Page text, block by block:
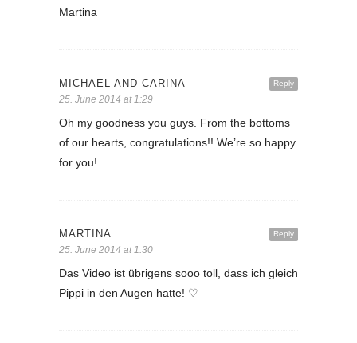
Martina
Reply
MICHAEL AND CARINA
25. June 2014 at 1:29
Oh my goodness you guys. From the bottoms
of our hearts, congratulations!! We’re so happy
for you!
Reply
MARTINA
25. June 2014 at 1:30
Das Video ist übrigens sooo toll, dass ich gleich
Pippi in den Augen hatte! ♡